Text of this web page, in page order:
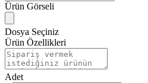
Ürün Görseli
Dosya Seçiniz
Ürün Özellikleri
Adet